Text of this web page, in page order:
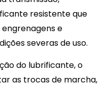
resistente que
e
severas de uso.
do lubrificante, o
as trocas de marcha,